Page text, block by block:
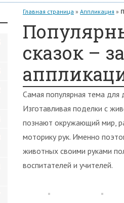
Главная страница » Аппликация »
сказок –
Самая популярная тема
Изготавливая поделки с
познают окружающий мир,
моторику рук. Именно
животных своими руками
воспитателей и учителей.